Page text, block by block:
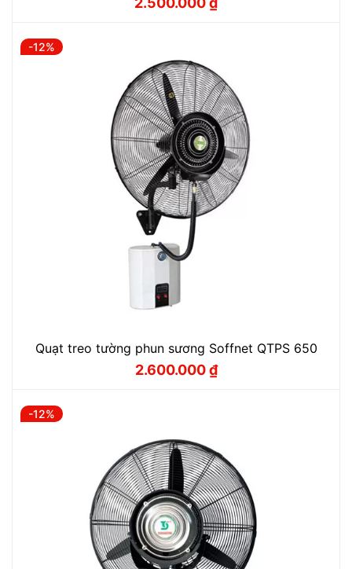
Giá
Giá
-12%
Quạt treo tường phun sương Soffnet QTPS 650
Giá
2.600.000₫
Giá
-12%